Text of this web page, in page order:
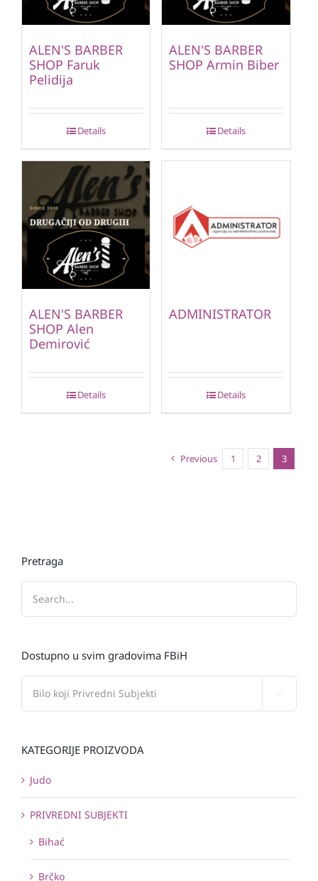
ALEN'S BARBER
SHOP Faruk
Pelidija
Details
ALEN'S BARBER
SHOP Armin Biber
Details
ALEN'S BARBER
SHOP Alen
Demirović
Details
ADMINISTRATOR
Details
Previous 1 2 3
Pretraga
Dostupno u svim gradovima FBiH
KATEGORIJE PROIZVODA
Judo
PRIVREDNI SUBJEKTI
Bihać
Brčko